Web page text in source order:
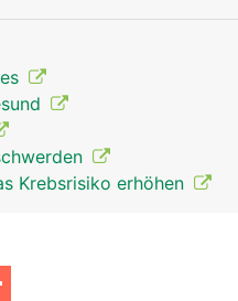
Krebsrisiko erhöhen